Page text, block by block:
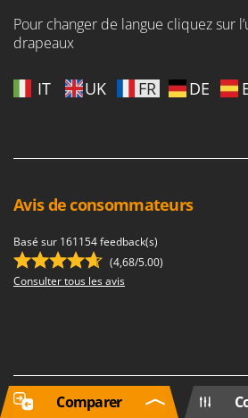
Pour changer de langue cliquez sur
drapeaux
IT UK FR DE
Avis de consommateurs
Basé sur 161154 feedback(s)
(4,68/5.00)
Consulter tous les avis
Comparer